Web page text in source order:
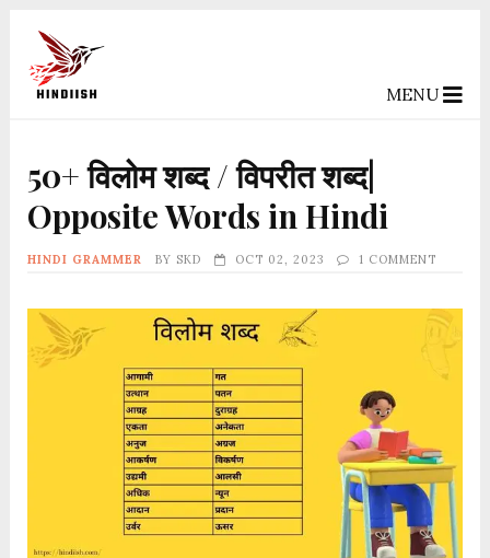
MENU
50+ विलोम शब्द / विपरीत शब्द|
Opposite Words in Hindi
HINDI GRAMMER BY SKD OCT 02, 2023 1 COMMENT